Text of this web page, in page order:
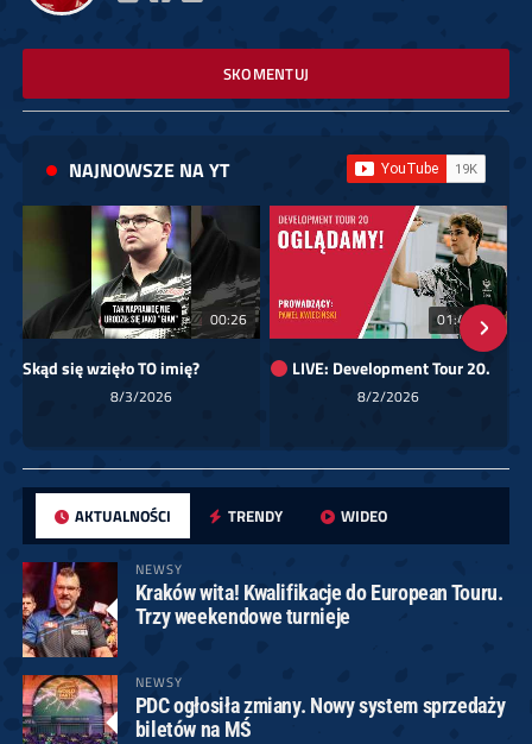
SKOMENTUJ
NAJNOWSZE NA YT
00:26
Skąd się wzięło TO imię?
8/3/2026
01:40:24
LIVE: Development Tour 20.
8/2/2026
AKTUALNOŚCI TRENDY WIDEO
NEWSY
Kraków wita! Kwalifikacje do European Touru.
Trzy weekendowe turnieje
NEWSY
PDC ogłosiła zmiany. Nowy system sprzedaży
biletów na MŚ